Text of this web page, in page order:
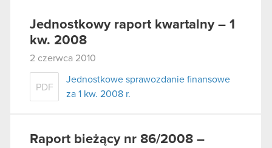
Jednostkowy raport kwartalny – 1
kw. 2008
2 czerwca 2010
PDF
Jednostkowe sprawozdanie finansowe
za 1 kw. 2008 r.
Raport bieżący nr 86/2008 –